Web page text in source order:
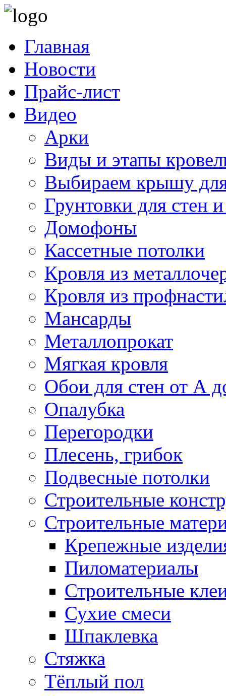
Главная
Новости
Прайс-лист
Видео
Арки
Виды и этапы
Выбираем крышу
Грунтовки для стен
Домофоны
Кассетные потолки
Кровля из
Кровля из
Мансарды
Металлопрокат
Мягкая кровля
Обои для стен от А
Опалубка
Перегородки
Плесень, грибок
Подвесные потолки
Строительные
Строительные
Крепежные
Пиломатериалы
Строительные
Сухие смеси
Шпаклевка
Стяжка
Тёплый пол